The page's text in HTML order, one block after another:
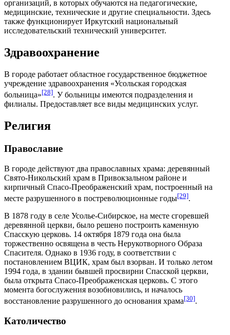
организаций, в которых обучаются на педагогические,
медицинские, технические и другие специальности. Здесь
также функционирует Иркутский национальный
исследовательский технический университет.
Здравоохранение
В городе работает областное государственное бюджетное
учреждение здравоохранения «Усольская городская
больница»[28]. У больницы имеются подразделения и
филиалы. Предоставляет все виды медицинских услуг.
Религия
Православие
В городе действуют два православных храма: деревянный
Свято-Никольский храм в Привокзальном районе и
кирпичный Спасо-Преображенский храм, построенный на
месте разрушенного в постреволюционные годы[29].
В 1878 году в селе Усолье-Сибирское, на месте сгоревшей
деревянной церкви, было решено построить каменную
Спасскую церковь. 14 октября 1879 года она была
торжественно освящена в честь Нерукотворного Образа
Спасителя. Однако в 1936 году, в соответствии с
постановлением ВЦИК, храм был взорван. И только летом
1994 года, в здании бывшей просвирни Спасской церкви,
была открыта Спасо-Преображенская церковь. С этого
момента богослужения возобновились, и началось
восстановление разрушенного до основания храма[30].
Католичество